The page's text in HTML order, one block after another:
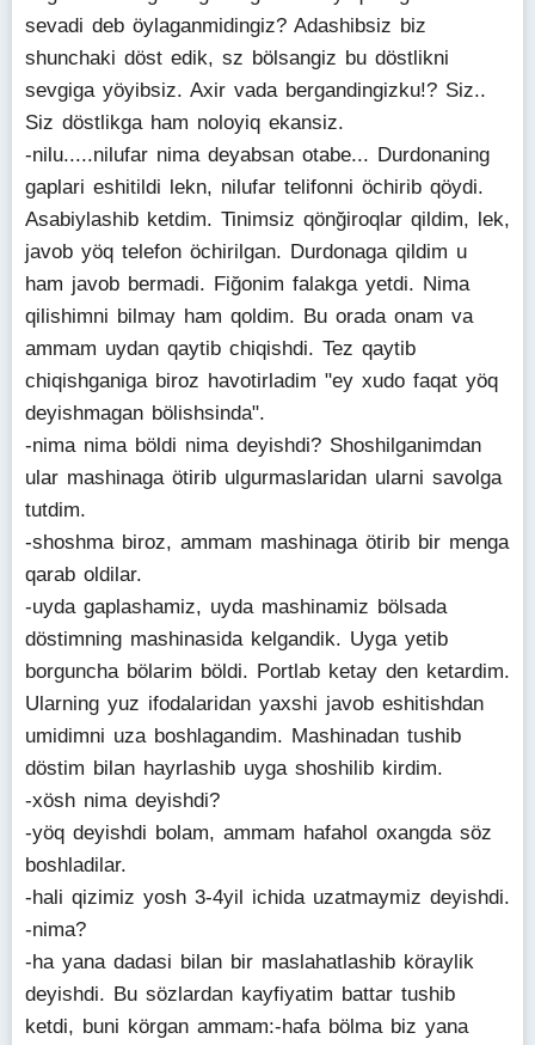
sevadi deb öylaganmidingiz? Adashibsiz biz
shunchaki döst edik, sz bölsangiz bu döstlikni
sevgiga yöyibsiz. Axir vada bergandingizku!? Siz..
Siz döstlikga ham noloyiq ekansiz.
-nilu.....nilufar nima deyabsan otabe... Durdonaning
gaplari eshitildi lekn, nilufar telifonni öchirib qöydi.
Asabiylashib ketdim. Tinimsiz qönğiroqlar qildim, lek,
javob yöq telefon öchirilgan. Durdonaga qildim u
ham javob bermadi. Fiğonim falakga yetdi. Nima
qilishimni bilmay ham qoldim. Bu orada onam va
ammam uydan qaytib chiqishdi. Tez qaytib
chiqishganiga biroz havotirladim "ey xudo faqat yöq
deyishmagan bölishsinda".
-nima nima böldi nima deyishdi? Shoshilganimdan
ular mashinaga ötirib ulgurmaslaridan ularni savolga
tutdim.
-shoshma biroz, ammam mashinaga ötirib bir menga
qarab oldilar.
-uyda gaplashamiz, uyda mashinamiz bölsada
döstimning mashinasida kelgandik. Uyga yetib
borguncha bölarim böldi. Portlab ketay den ketardim.
Ularning yuz ifodalaridan yaxshi javob eshitishdan
umidimni uza boshlagandim. Mashinadan tushib
döstim bilan hayrlashib uyga shoshilib kirdim.
-xösh nima deyishdi?
-yöq deyishdi bolam, ammam hafahol oxangda söz
boshladilar.
-hali qizimiz yosh 3-4yil ichida uzatmaymiz deyishdi.
-nima?
-ha yana dadasi bilan bir maslahatlashib köraylik
deyishdi. Bu sözlardan kayfiyatim battar tushib
ketdi, buni körgan ammam:-hafa bölma biz yana